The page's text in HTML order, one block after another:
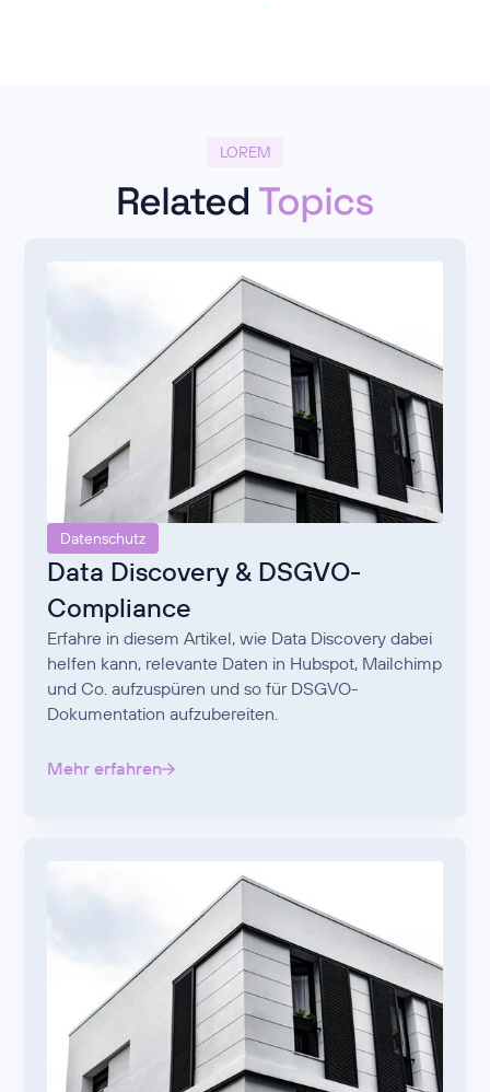
LOREM
Related Topics
Datenschutz
Data Discovery & DSGVO-
Compliance
Erfahre in diesem Artikel, wie Data Discovery dabei
helfen kann, relevante Daten in Hubspot, Mailchimp
und Co. aufzuspüren und so für DSGVO-
Dokumentation aufzubereiten.
Mehr erfahren